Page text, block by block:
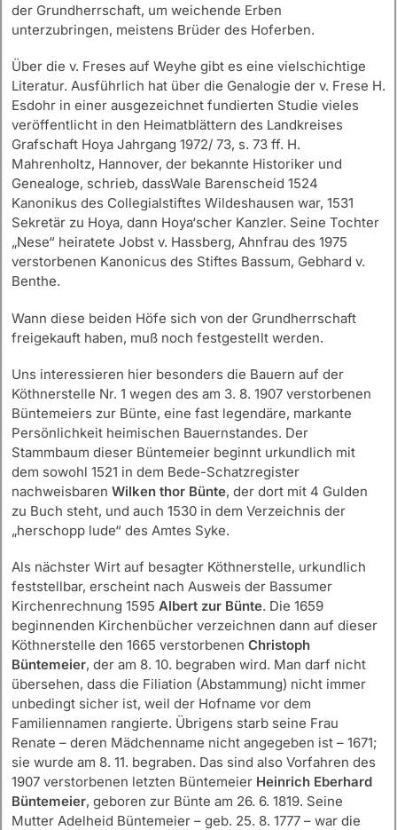
der Grundherrschaft, um weichende Erben
unterzubringen, meistens Brüder des Hoferben.
Über die v. Freses auf Weyhe gibt es eine vielschichtige
Literatur. Ausführlich hat über die Genalogie der v. Frese H.
Esdohr in einer ausgezeichnet fundierten Studie vieles
veröffentlicht in den Heimatblättern des Landkreises
Grafschaft Hoya Jahrgang 1972/ 73, s. 73 ff. H.
Mahrenholtz, Hannover, der bekannte Historiker und
Genealoge, schrieb, dassWale Barenscheid 1524
Kanonikus des Collegialstiftes Wildeshausen war, 1531
Sekretär zu Hoya, dann Hoya‘scher Kanzler. Seine Tochter
„Nese“ heiratete Jobst v. Hassberg, Ahnfrau des 1975
verstorbenen Kanonicus des Stiftes Bassum, Gebhard v.
Benthe.
Wann diese beiden Höfe sich von der Grundherrschaft
freigekauft haben, muß noch festgestellt werden.
Uns interessieren hier besonders die Bauern auf der
Köthnerstelle Nr. 1 wegen des am 3. 8. 1907 verstorbenen
Büntemeiers zur Bünte, eine fast legendäre, markante
Persönlichkeit heimischen Bauernstandes. Der
Stammbaum dieser Büntemeier beginnt urkundlich mit
dem sowohl 1521 in dem Bede-Schatzregister
nachweisbaren Wilken thor Bünte, der dort mit 4 Gulden
zu Buch steht, und auch 1530 in dem Verzeichnis der
„herschopp lude“ des Amtes Syke.
Als nächster Wirt auf besagter Köthnerstelle, urkundlich
feststellbar, erscheint nach Ausweis der Bassumer
Kirchenrechnung 1595 Albert zur Bünte. Die 1659
beginnenden Kirchenbücher verzeichnen dann auf dieser
Köthnerstelle den 1665 verstorbenen Christoph
Büntemeier, der am 8. 10. begraben wird. Man darf nicht
übersehen, dass die Filiation (Abstammung) nicht immer
unbedingt sicher ist, weil der Hofname vor dem
Familiennamen rangierte. Übrigens starb seine Frau
Renate – deren Mädchenname nicht angegeben ist – 1671;
sie wurde am 8. 11. begraben. Das sind also Vorfahren des
1907 verstorbenen letzten Büntemeier Heinrich Eberhard
Büntemeier, geboren zur Bünte am 26. 6. 1819. Seine
Mutter Adelheid Büntemeier – geb. 25. 8. 1777 – war die